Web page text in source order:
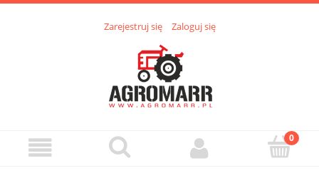
Zarejestruj się Zaloguj się